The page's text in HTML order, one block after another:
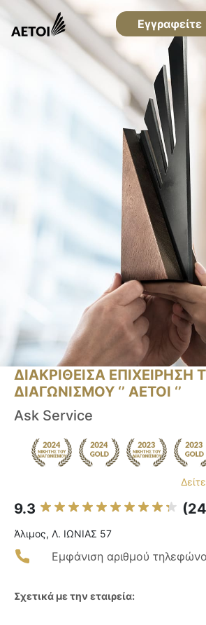
Εγγραφείτε
ΔΙΑΚΡΙΘΕΙΣΑ ΕΠΙΧΕΙΡΗΣΗ
ΔΙΑΓΩΝΙΣΜΟΥ ‘’ ΑΕΤΟΙ ‘’
Ask Service
9.3
Άλιμος, Λ. ΙΩΝΙΑΣ 57
Εμφάνιση αριθμού
Σχετικά με την εταιρεία: